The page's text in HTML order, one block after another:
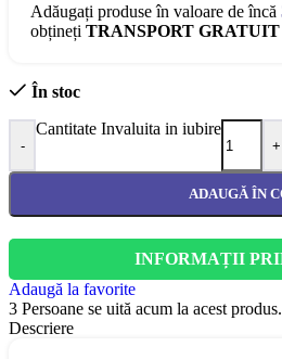
Adăugați produse în valoare de încă
obțineți TRANSPORT GRATUIT
În stoc
-
Cantitate Invaluita in iubire
+
ADAUGĂ ÎN
INFORMAȚII
Adaugă la favorite
3 Persoane se uită acum la acest
Descriere